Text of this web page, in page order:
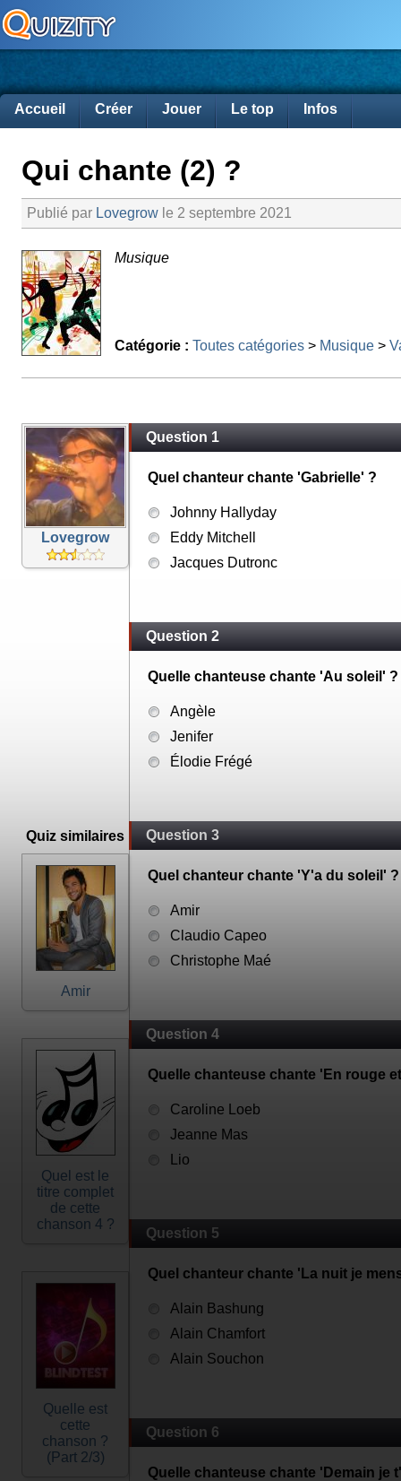
Accueil Créer Jouer Le top Infos
Qui chante (2) ?
Publié par Lovegrow le 2 septembre 2021
Musique
Catégorie : Toutes catégories > Musique >
Lovegrow
Quiz similaires
Amir
Quel est le
titre complet
de cette
chanson 4 ?
Quelle est
cette
chanson ?
(Part 2/3)
Question 1
Quel chanteur chante 'Gabrielle' ?
Johnny Hallyday
Eddy Mitchell
Jacques Dutronc
Question 2
Quelle chanteuse chante 'Au soleil' ?
Angèle
Jenifer
Élodie Frégé
Question 3
Quel chanteur chante 'Y'a du soleil' ?
Amir
Claudio Capeo
Christophe Maé
Question 4
Quelle chanteuse chante 'En rouge
Caroline Loeb
Jeanne Mas
Lio
Question 5
Quel chanteur chante 'La nuit je
Alain Bashung
Alain Chamfort
Alain Souchon
Question 6
Quelle chanteuse chante 'Demain je